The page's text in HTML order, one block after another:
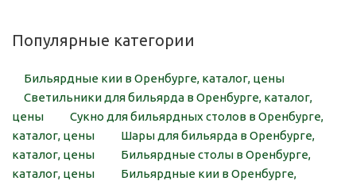
Популярные категории
Бильярдные кии в Оренбурге, каталог, цены
Светильники для бильярда в Оренбурге, каталог,
цены
Сукно для бильярдных столов в Оренбурге,
каталог, цены
Шары для бильярда в Оренбурге,
каталог, цены
Бильярдные столы в Оренбурге,
каталог, цены
Бильярдные кии в Оренбурге,